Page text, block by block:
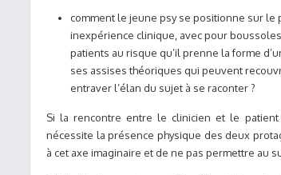
comment le jeune psy se positionne sur le
inexpérience clinique, avec pour
patients au risque qu’il prenne la forme
ses assises théoriques qui peuvent
entraver l’élan du sujet à se raconter ?
Si la rencontre entre le clinicien et le patient
nécessite la présence physique des deux
à cet axe imaginaire et de ne pas permettre au